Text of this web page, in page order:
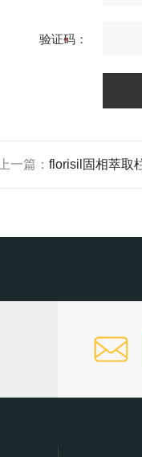
验证码：
上一篇： florisil固相萃取